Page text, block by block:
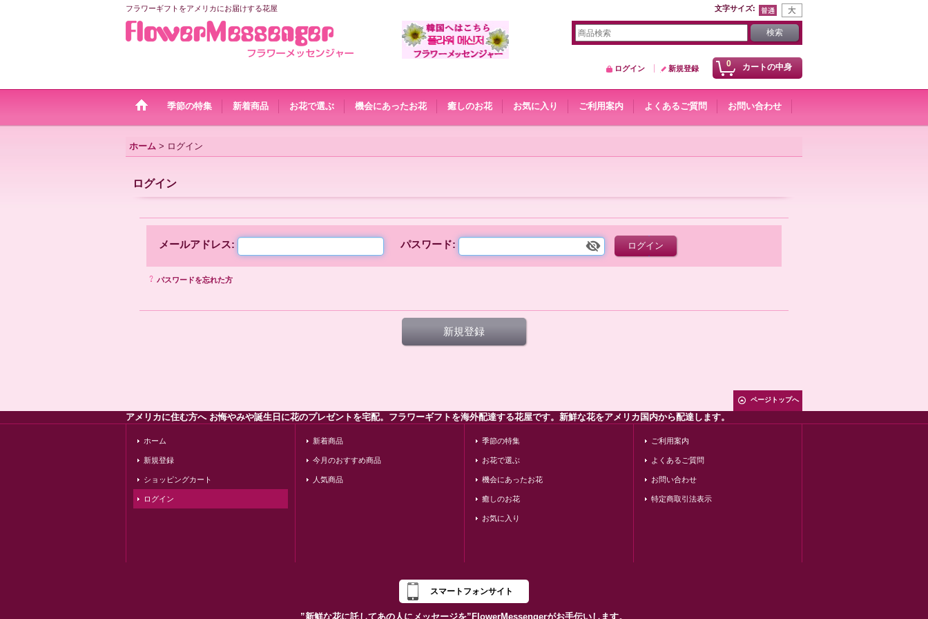
フラワーギフトをアメリカにお届けする花屋 文字サイズ:
0 カートの中身
ログイン 新規登録
季節の特集 新着商品 お花で選ぶ 機会にあったお花 癒しのお花 お気に入り ご利用案内 よくあるご質問 お問い合わせ
ホーム > ログイン
ログイン
メールアドレス: パスワード:
パスワードを忘れた方
新規登録
ページトップへ
アメリカに住む方へ お悔やみや誕生日に花のプレゼントを宅配。フラワーギフトを海外配達する花屋です。新鮮な花をアメリカ国内から配達します。
ホーム
新規登録
ショッピングカート
ログイン
新着商品
今月のおすすめ商品
人気商品
季節の特集
お花で選ぶ
機会にあったお花
癒しのお花
お気に入り
ご利用案内
よくあるご質問
お問い合わせ
特定商取引法表示
スマートフォンサイト
”新鮮な花に託してあの人にメッセージを”FlowerMessengerがお手伝いします。